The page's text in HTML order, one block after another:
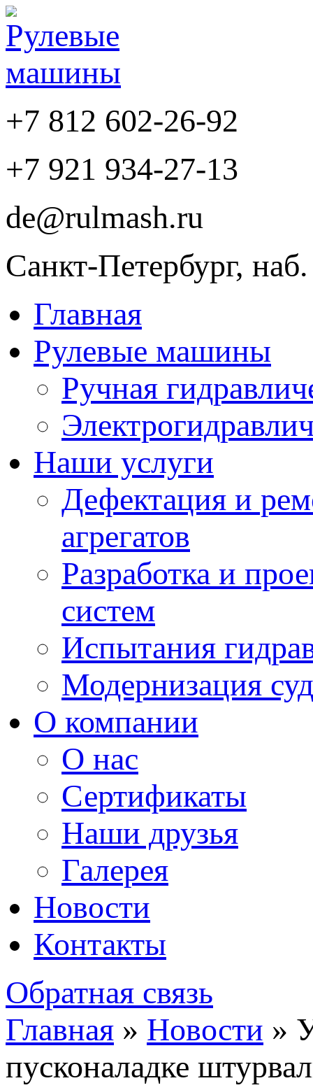
+7 812 602-26-92
+7 921 934-27-13
de@rulmash.ru
Санкт-Петербург,
Главная
Рулевые машины
Ручная
Наши услуги
Дефектация и
агрегатов
Разработка и
систем
Испытания
Модернизация
О компании
О нас
Сертификаты
Наши друзья
Галерея
Новости
Контакты
Обратная связь
Главная » Новости »
пусконаладке